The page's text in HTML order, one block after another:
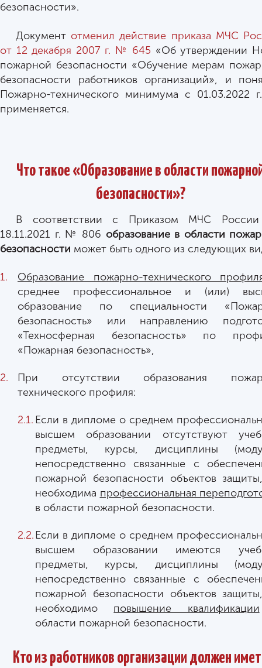
безопасности».
Документ отменил действие приказа МЧС
от 12 декабря 2007 г. № 645 «Об утверждении
пожарной безопасности «Обучение мерам
безопасности работников организаций», и
Пожарно-технического минимума с 01.03.2022
применяется.
Что такое «Образование в области
безопасности»?
В соответствии с Приказом МЧС
18.11.2021 г. № 806 образование в области
безопасности может быть одного из следующих
Образование пожарно-технического
среднее профессиональное и (или)
образование по специальности
безопасность» или направлению
«Техносферная безопасность» по
«Пожарная безопасность»,
При отсутствии образования
технического профиля:
Если в дипломе о среднем
высшем образовании отсутствуют
предметы, курсы, дисциплины
непосредственно связанные с
пожарной безопасности объектов
необходима профессиональная
в области пожарной безопасности.
Если в дипломе о среднем
высшем образовании имеются
предметы, курсы, дисциплины
непосредственно связанные с
пожарной безопасности объектов
необходимо повышение квалификации
области пожарной безопасности.
Кто из работников организации должен